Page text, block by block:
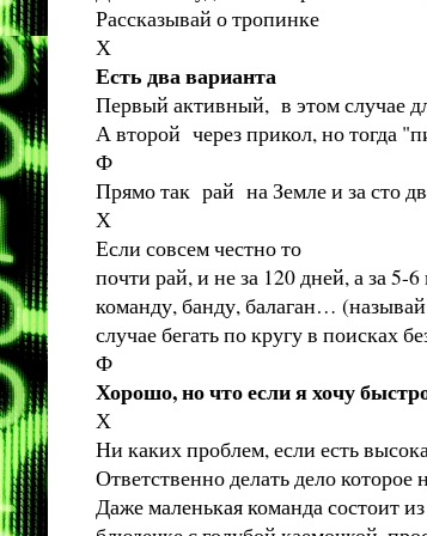
Рассказывай о тропинке
Х
Есть два варианта
Первый активный, в этом случае
А второй через прикол, но тогда
Ф
Прямо так рай на Земле и за сто
Х
Если совсем честно то
почти рай, и не за 120 дней, а за 5-
команду, банду, балаган…
случае бегать по кругу в поисках
Ф
Хорошо, но что если я хочу
Х
Ни каких проблем, если есть
Ответственно делать дело
Даже маленькая команда состоит